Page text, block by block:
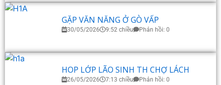
GẶP VĂN NĂNG Ở GÒ VẤP
30/05/2026 9:52 chiều Phản hồi: 0
HOP LỚP LÃO SINH TH CHỢ LÁCH
26/05/2026 7:13 chiều Phản hồi: 0